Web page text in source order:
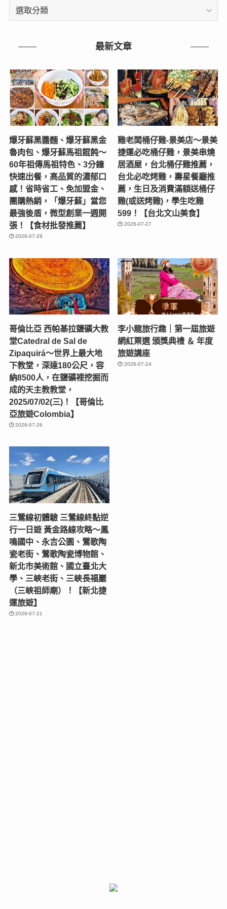
文
最新文章
爆牙蘇黑醬麵、爆牙蘇黑金
魯肉包、爆牙蘇馬祖餛飩～
60年祖傳馬祖特色、3分鐘
快速出餐，高品質的濃郁口
感！省時省工、免加盟金、
團購熱銷，「爆牙蘇」當您
最強後盾，微型創業一週開
張！【食材批發推薦】
2026-07-29
雞老闆桶仔雞-景美店〜景美
捷運必吃桶仔雞，景美串燒
居酒屋，台北桶仔雞推薦，
台北必吃烤雞，壽星餐廳推
薦，生日及消費滿額送桶仔
雞(或送烤雞)，學生吃雞
599！【台北文山美食】
2026-07-27
哥倫比亞 西帕基拉鹽礦大教
堂Catedral de Sal de
Zipaquirá～世界上最大地
下教堂，深達180公尺，容
納8500人，在鹽礦裡挖掘而
成的天主教教堂，
2025/07/02(三)！【哥倫比
亞旅遊Colombia】
2026-07-26
李小龍旅行趣｜第一屆旅遊
網紅票選 頒獎典禮 ＆ 年度
旅遊講座
2026-07-24
三鶯線初體驗 三鶯線終點逆
行一日遊 黃金路線攻略～鳳
鳴國中、永吉公園、鶯歌陶
瓷老街、鶯歌陶瓷博物館、
新北市美術館、國立臺北大
學、三峽老街、三峽長福巖
（三峽祖師廟）！【新北捷
運旅遊】
2026-07-21